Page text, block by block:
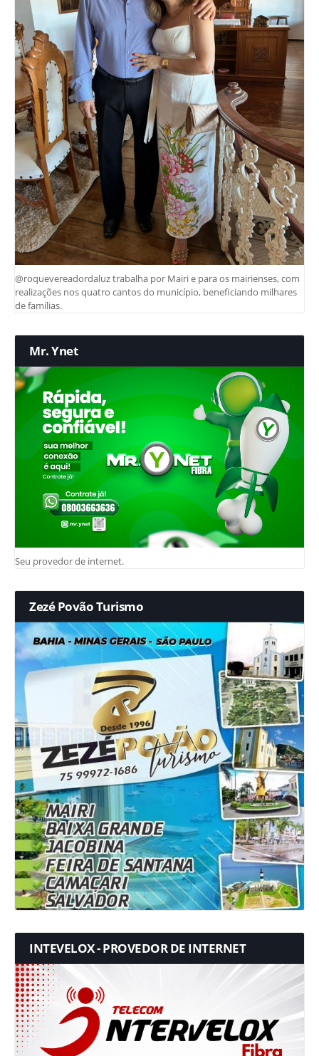
@roquevereadordaluz trabalha por Mairi e para os mairienses, com
realizações nos quatro cantos do município, beneficiando milhares
de famílias.
Mr. Ynet
Seu provedor de internet.
Zezé Povão Turismo
INTEVELOX - PROVEDOR DE INTERNET